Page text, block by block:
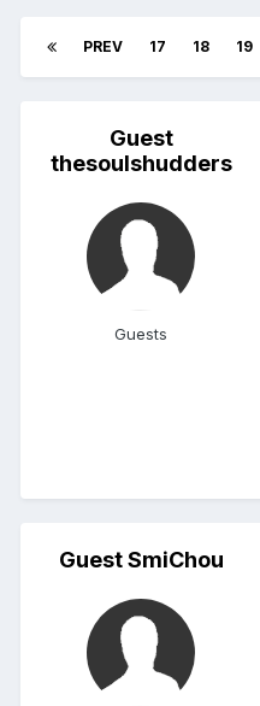
PREV 17 18 19
Guest
thesoulshudders
Guests
Guest SmiChou